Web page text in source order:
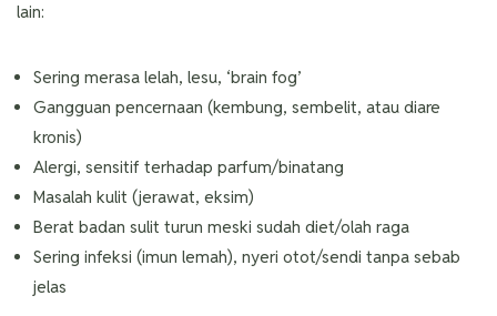
lain:
Sering merasa lelah, lesu, ‘brain fog’
Gangguan pencernaan (kembung, sembelit, atau diare
kronis)
Alergi, sensitif terhadap parfum/binatang
Masalah kulit (jerawat, eksim)
Berat badan sulit turun meski sudah diet/olah raga
Sering infeksi (imun lemah), nyeri otot/sendi tanpa sebab
jelas